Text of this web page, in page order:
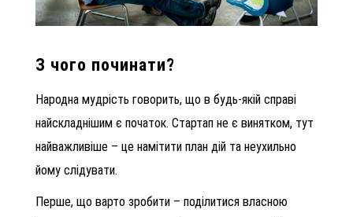
З чого починати?
Народна мудрість говорить, що в будь-якій справі
найскладнішим є початок. Стартап не є винятком, тут
найважливіше – це намітити план дій та неухильно
йому слідувати.
Перше, що варто зробити – поділитися власною